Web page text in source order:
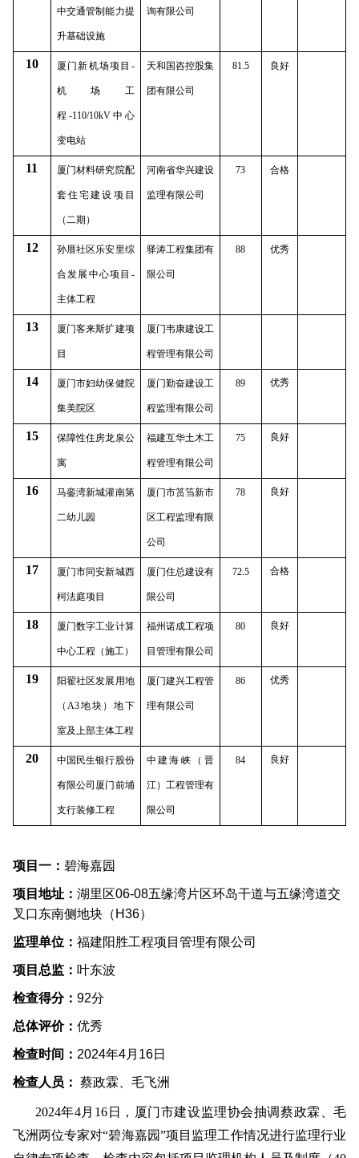
中交通管制能力提
升基础设施
询有限公司
10 厦门新机场项目 -
机场工
程 -110/10kV中心
变电站
天和国咨控股集
团有限公司
81.5 良好
11 厦门材料研究院配
套住宅建设项目
（二期）
河南省华兴建设
监理有限公司
73 合格
12 孙厝社区乐安里综
合发展中心项目 -
主体工程
驿涛工程集团有
限公司
88 优秀
13 厦门客来斯扩建项
目
厦门韦康建设工
程管理有限公司
14 厦门市妇幼保健院
集美院区
厦门勤奋建设工
程监理有限公司
89 优秀
15 保障性住房龙泉公
寓
福建互华土木工
程管理有限公司
75 良好
16 马銮湾新城灌南第
二幼儿园
厦门市筼筜新市
区工程监理有限
公司
78 良好
17 厦门市同安新城西
柯法庭项目
厦门住总建设有
限公司
72.5 合格
18 厦门数字工业计算
中心工程（施工）
福州诺成工程项
目管理有限公司
80 良好
19 阳翟社区发展用地
（ A3地块）地下
室及上部主体工程
厦门建兴工程管
理有限公司
86 优秀
20 中国民生银行股份
有限公司厦门前埔
支行装修工程
中建海峡（晋
江）工程管理有
限公司
84 良好
项目一： 碧海嘉园
项目地址： 湖里区06-08五缘湾片区环岛干道与五缘湾道交
叉口东南侧地块（ H36）
监理单位： 福建阳胜工程项目管理有限公司
项目总监： 叶东波
检查得分： 92分
总体评价： 优秀
检查时间： 2024年4月 16日
检查人员： 蔡政霖、毛飞洲
2024年4月 16日，厦门市建设监理协会抽调蔡政霖、毛
飞洲两位专家对“碧海嘉园”项目监理工作情况进行监理行业